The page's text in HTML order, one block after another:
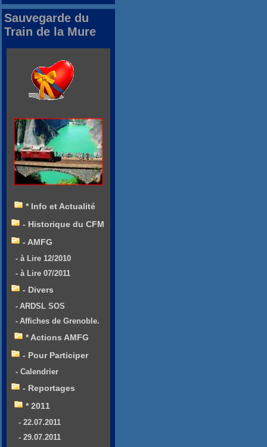
Sauvegarde du
Train de la Mure
* Info et Actualité
- Historique du CFM
- AMFG
- à Lire 12/2010
- à Lire 07/2011
- Divers
- ARDSL SOS
- Affiches de Grenoble.
* Actions AMFG
- Pour Participer
- Calendrier
- Reportages
* 2011
- 22.07.2011
- 29.07.2011